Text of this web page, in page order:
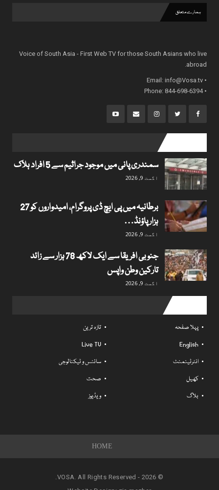
ہمارے متعلق
Voice of South Asia - First Web TV for those South Asians who live
abroad.
• Email:
info@Vosa.tv
• Phone: 844-698-6394
سمندری پانی میں موجود جراثیم سے 5 افراد ہلاک
اگست 9, 2026
برطانیہ میں پی ایچ ڈی پروگرام، امیدواروں کو 27
ہزار پاؤنڈ…
اگست 9, 2026
جنوبی افریقا سے ایک لاکھ 78 ہزار سے زائد
تارکین وطن واپس
اگست 9, 2026
پہلا صفحہ
تازہ ترین
English
Live TV
انٹرٹینمنٹ
سائنس و ٹیکنالوجی
کھیل
صحت
بلاگ
ویڈیوز
HOME
© 2026 - VOSA. All Rights Reserved.